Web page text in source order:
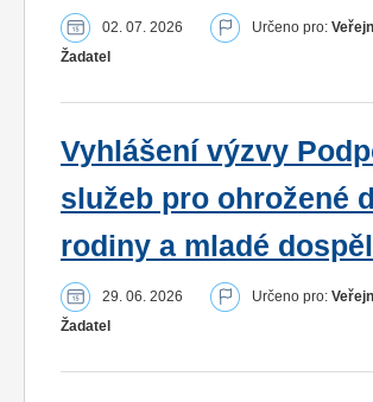
02. 07. 2026 Určeno pro:
Žadatel
Vyhlášení výzvy
služeb pro ohrožené
rodiny a mladé
29. 06. 2026 Určeno pro:
Žadatel